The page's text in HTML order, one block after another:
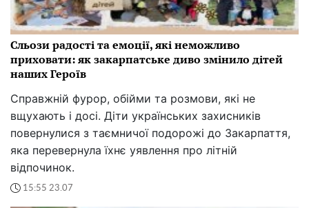
Сльози радості та емоції, які неможливо
приховати: як закарпатське диво змінило дітей
наших Героїв
Справжній фурор, обійми та розмови, які не
вщухають і досі. Діти українських захисників
повернулися з таємничої подорожі до Закарпаття,
яка перевернула їхнє уявлення про літній
відпочинок.
15:55 23.07